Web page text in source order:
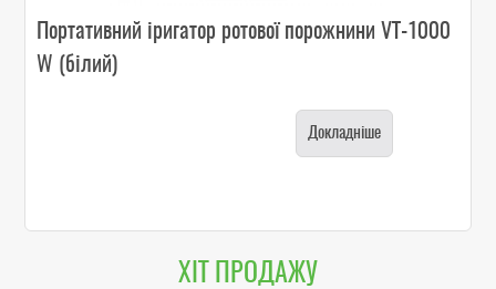
Портативний іригатор ротової порожнини VT-1000
W (білий)
Докладніше
ХІТ ПРОДАЖУ